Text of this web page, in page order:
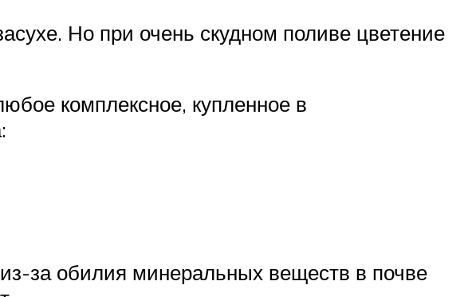
Но при очень скудном поливе цветение
комплексное, купленное в
за обилия минеральных веществ в почве